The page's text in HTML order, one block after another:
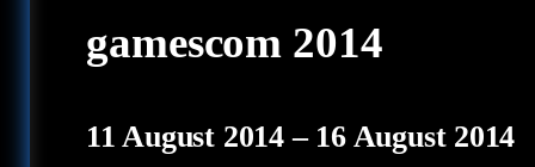
gamescom 2014
11 August 2014– 16 August 2014